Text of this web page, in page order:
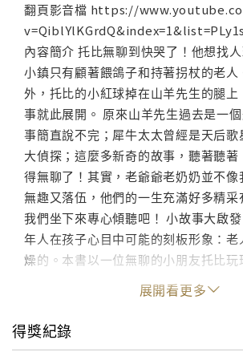
翻頁影音檔 https://
內容簡介 托比無聊到快哭了！他想找
小鎮只有顧著餵鴿子和持著拐杖的老人
外，托比的小紅球掉在山羊先生的腿上
事就此展開。 原來山羊先生過去是一
事簡直說不完；犀牛太太曾經是天后歌
大偵探；這麼多新奇的故事，聽著聽著
得無聊了！其實，老爺爺老奶奶並不像
無趣又落伍，他們的一生充滿好多精采
我們坐下來專心傾聽吧！ 小故事大啟
年人在孩子心目中可能的刻板形象：老
燥的。本書以一位無聊的小朋友托比玩
想點，他在街上遇到三位不同的老人，
奶奶訴說他們年輕時的英勇事蹟之後，
了，景仰之情油然而生，甚至覺得自己
事的結尾。 現在很多小孩是由阿公阿
展開看更多
得獎紀錄